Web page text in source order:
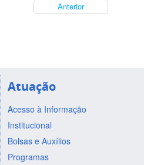
Anterior
Atuação
Acesso à Informação
Institucional
Bolsas e Auxílios
Programas